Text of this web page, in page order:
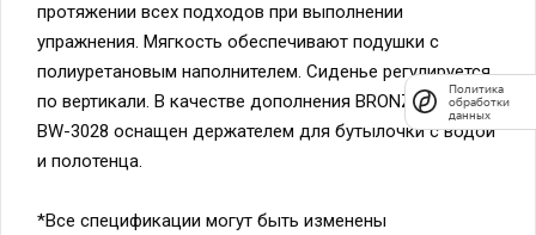
протяжении всех подходов при выполнении
упражнения. Мягкость обеспечивают подушки с
полиуретановым наполнителем. Сиденье регулируется
по вертикали. В качестве дополнения BRONZE GYM
BW-3028 оснащен держателем для бутылочки с водой
и полотенца.
*Все спецификации могут быть изменены
Политика
обработки
данных